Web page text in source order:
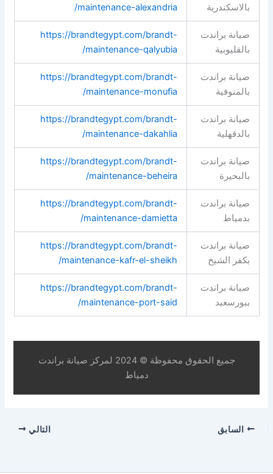
بالاسكندرية
maintenance-alexandria/
صيانة براندت
بالقليوبية
https://brandtegypt.com/brandt-
maintenance-qalyubia/
صيانة براندت
بالمنوفية
https://brandtegypt.com/brandt-
maintenance-monufia/
صيانة براندت
بالدقهلية
https://brandtegypt.com/brandt-
maintenance-dakahlia/
صيانة براندت
بالبحيرة
https://brandtegypt.com/brandt-
maintenance-beheira/
صيانة براندت
بدمياط
https://brandtegypt.com/brandt-
maintenance-damietta/
صيانة براندت
بكفر الشيخ
https://brandtegypt.com/brandt-
maintenance-kafr-el-sheikh/
صيانة براندت
ببورسعيد
https://brandtegypt.com/brandt-
maintenance-port-said/
جميع الحقوق محفوظة © 2024 لمركز صيانة براندت
دمياط
السابق التالي